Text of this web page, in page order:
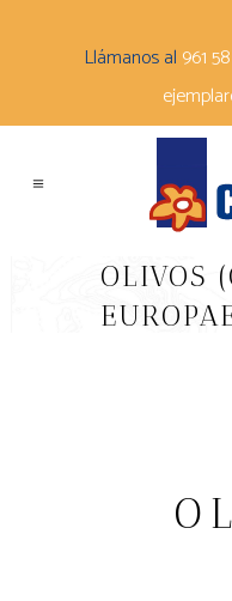
Llámanos al 961
OLIVOS